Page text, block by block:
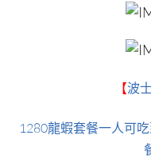
【波
1280龍蝦套餐一人可